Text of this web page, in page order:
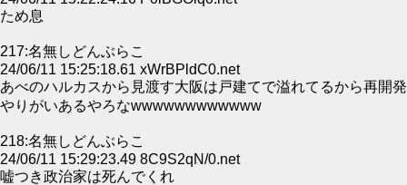
ため息
217:名無しどんぶらこ
24/06/11 15:25:18.61 xWrBPldC0.net
あべのハルカスから見渡す大阪は戸建てで溢れてるから再開発
やりがいあるやろなwwwwwwwwwwww
218:名無しどんぶらこ
24/06/11 15:29:23.49 8C9S2qN/0.net
嘘つき政治家は死んでくれ